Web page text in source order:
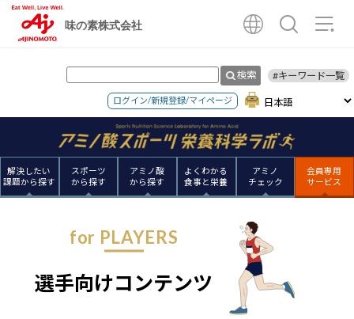
味の素株式会社
検索 #キーワード一覧
ログイン/新規登録/マイページ
解決したい
課題から探す
スポーツ
から探す
アミノ酸
から探す
よくわかる
食事と栄養
アミノ
チェック
会員専用
サービス
for PLAYERS
選手向けコンテンツ